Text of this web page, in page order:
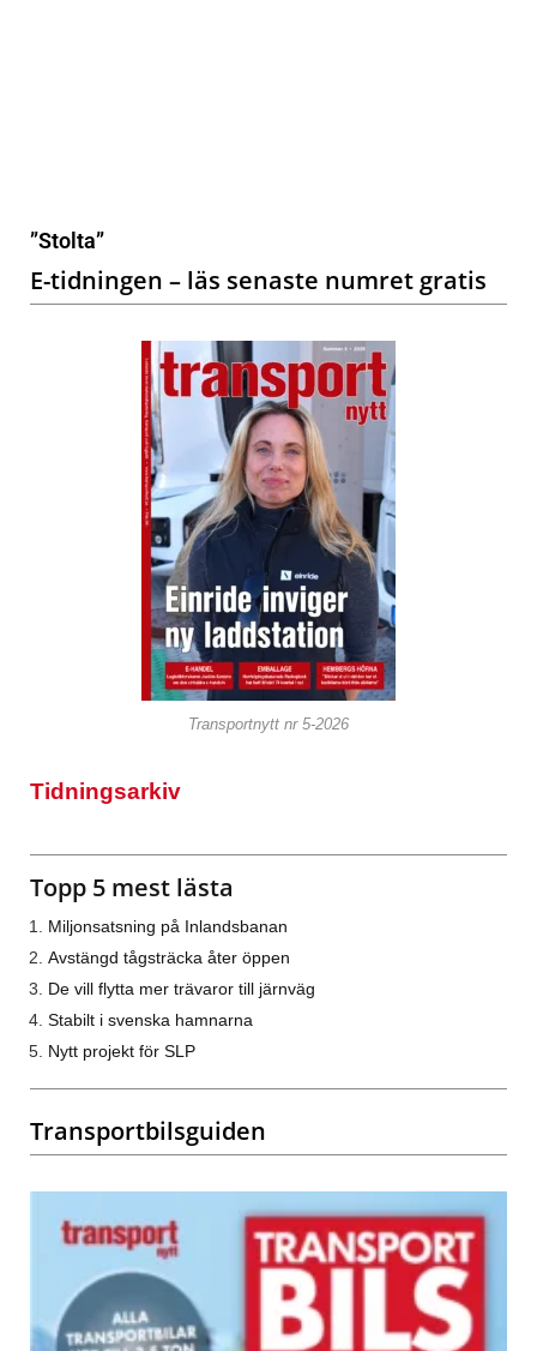
”Stolta”
E-tidningen – läs senaste numret gratis
Transportnytt nr 5-2026
Tidningsarkiv
Topp 5 mest lästa
Miljonsatsning på Inlandsbanan
Avstängd tågsträcka åter öppen
De vill flytta mer trävaror till järnväg
Stabilt i svenska hamnarna
Nytt projekt för SLP
Transportbilsguiden